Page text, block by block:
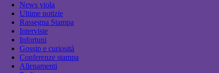
News viola
Ultime notizie
Rassegna Stampa
Interviste
Infortuni
Gossip e curiosità
Conferenze stampa
Allenamenti